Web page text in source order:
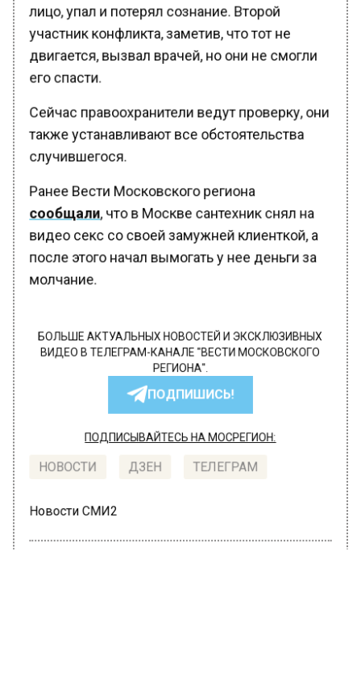
лицо, упал и потерял сознание. Второй
участник конфликта, заметив, что тот не
двигается, вызвал врачей, но они не смогли
его спасти.
Сейчас правоохранители ведут проверку, они
также устанавливают все обстоятельства
случившегося.
Ранее Вести Московского региона
сообщали, что в Москве сантехник снял на
видео секс со своей замужней клиенткой, а
после этого начал вымогать у нее деньги за
молчание.
БОЛЬШЕ АКТУАЛЬНЫХ НОВОСТЕЙ И ЭКСКЛЮЗИВНЫХ
ВИДЕО В ТЕЛЕГРАМ-КАНАЛЕ "ВЕСТИ МОСКОВСКОГО
РЕГИОНА".
ПОДПИШИСЬ!
ПОДПИСЫВАЙТЕСЬ НА МОСРЕГИОН:
НОВОСТИ ДЗЕН ТЕЛЕГРАМ
Новости СМИ2